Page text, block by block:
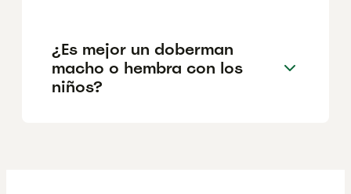
¿Es mejor un doberman
macho o hembra con los
niños?